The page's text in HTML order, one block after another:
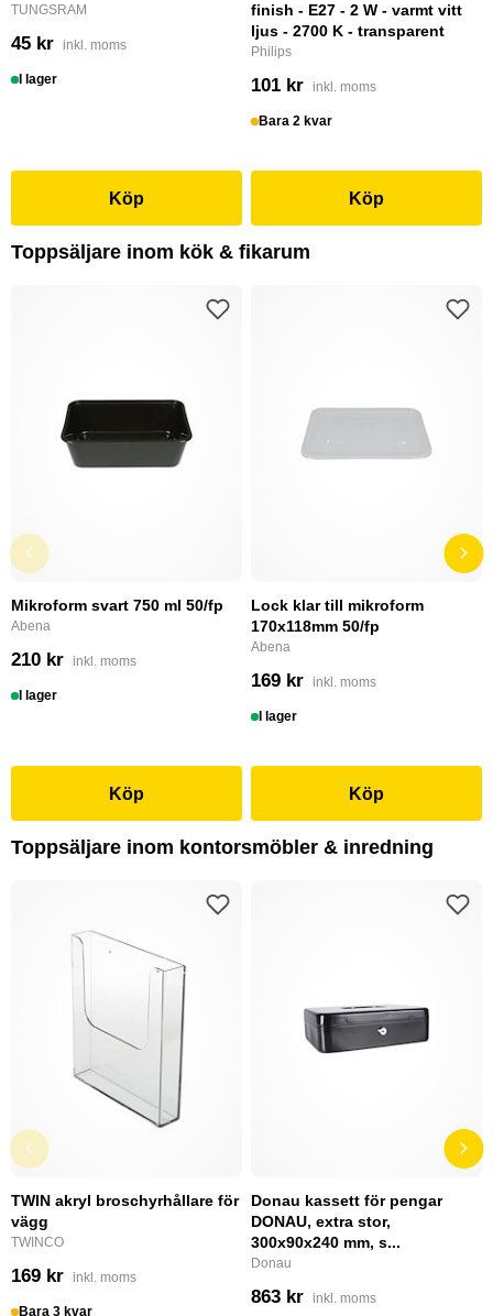
TUNGSRAM
45 kr inkl. moms
I lager
Köp
finish - E27 - 2 W - varmt vitt
ljus - 2700 K - transparent
Philips
101 kr inkl. moms
Bara 2 kvar
Köp
Toppsäljare inom kök & fikarum
Mikroform svart 750 ml 50/fp
Abena
210 kr inkl. moms
I lager
Köp
Lock klar till mikroform
170x118mm 50/fp
Abena
169 kr inkl. moms
I lager
Köp
Toppsäljare inom kontorsmöbler & inredning
TWIN akryl broschyrhållare för
vägg
TWINCO
169 kr inkl. moms
Bara 3 kvar
Donau kassett för pengar
DONAU, extra stor,
300x90x240 mm, s...
Donau
863 kr inkl. moms